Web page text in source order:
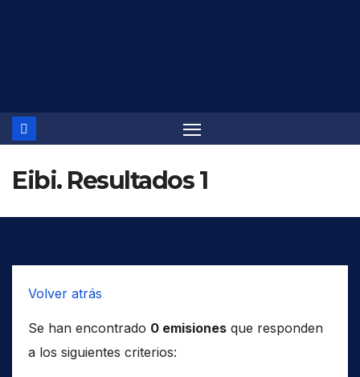
Eibi. Resultados 1
Volver atrás
Se han encontrado 0 emisiones que responden
a los siguientes criterios: